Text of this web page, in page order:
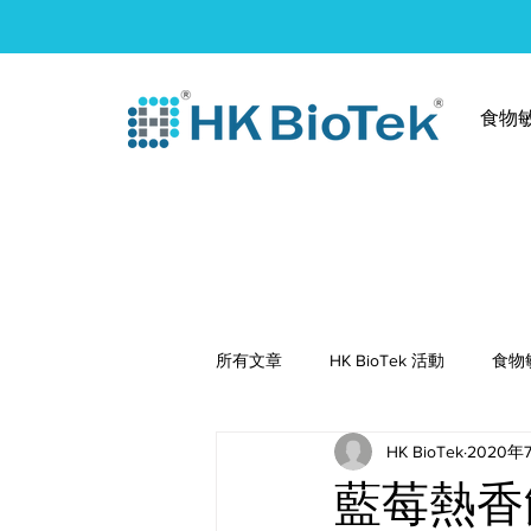
食物
所有文章 HK BioTek 活動 食物
藍莓熱
HK BioTek 2020年